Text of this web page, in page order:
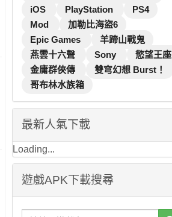
iOS
PlayStation
PS4
Mod
加勒比海盜6
Epic Games
羊蹄山戰鬼
燕雲十六聲
Sony
慾望王座
金庸群俠傳
雙穹幻想 Burst！
哥布林水族箱
最新人氣下載
Loading...
遊戲APK下載搜尋